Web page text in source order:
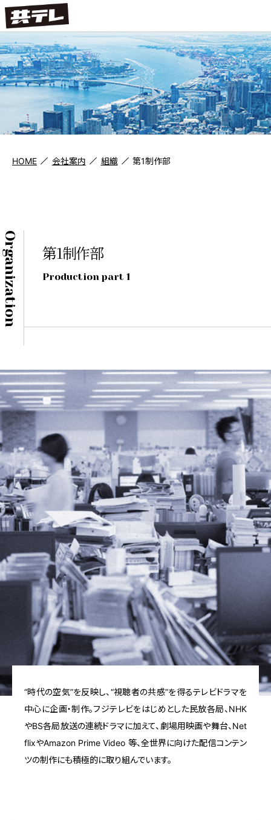
HOME 会社案内 組織 第1制作部
Organization 第1制作部
Production part 1
“時代の空気”を反映し、“視聴者の共感”を得るテレビドラマを
中心に企画・制作。フジテレビをはじめとした民放各局、NHK
やBS各局放送の連続ドラマに加えて、劇場用映画や舞台、Net
flixやAmazon Prime Video 等、全世界に向けた配信コンテン
ツの制作にも積極的に取り組んでいます。